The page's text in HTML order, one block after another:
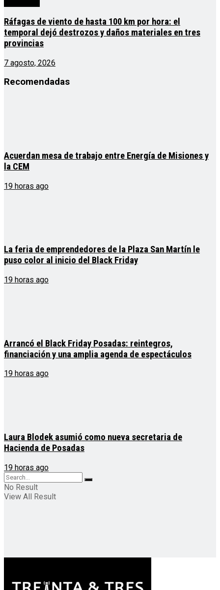
Ráfagas de viento de hasta 100 km por hora: el
temporal dejó destrozos y daños materiales en tres
provincias
7 agosto, 2026
Recomendadas
Acuerdan mesa de trabajo entre Energía de Misiones y
la CEM
19 horas ago
La feria de emprendedores de la Plaza San Martín le
puso color al inicio del Black Friday
19 horas ago
Arrancó el Black Friday Posadas: reintegros,
financiación y una amplia agenda de espectáculos
19 horas ago
Laura Blodek asumió como nueva secretaria de
Hacienda de Posadas
19 horas ago
No Result
View All Result